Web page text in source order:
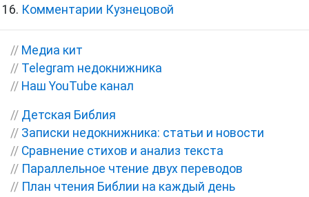
Комментарии Кузнецовой
// Медиа кит
// Telegram недокнижника
// Наш YouTube канал
// Детская Библия
// Записки недокнижника: статьи и новости
// Сравнение стихов и анализ текста
// Параллельное чтение двух переводов
// План чтения Библии на каждый день